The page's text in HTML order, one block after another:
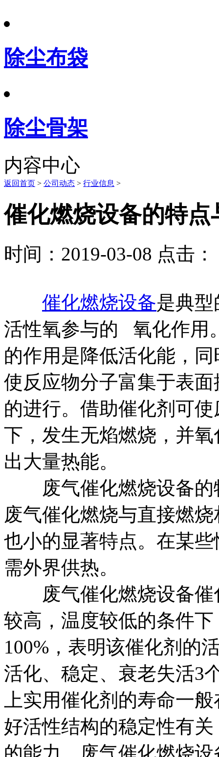
除尘布袋
除尘骨架
内容中心
返回首页 > 公司动态 > 行业信息 >
催化燃烧设备的特
时间：2019-03-08 点击：
催化燃烧设备是典
活性氧参与的 氧化作用
的作用是降低活化能，
使反应物分子富集于表
的进行。借助催化剂可
下，发生无焰燃烧，并
出大量热能。
废气催化燃烧设备的
废气催化燃烧与直接燃
也小的显著特点。在某
需外界供热。
废气催化燃烧设备催
较高，温度较低的条件
100%，表明该催化剂的
活化、稳定、衰老失活3
上实用催化剂的寿命一
好活性结构的稳定性有
的能力。废气催化燃烧